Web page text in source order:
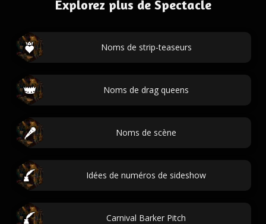
Explorez plus de Spectacle
Noms de strip-teaseurs
Noms de drag queens
Noms de scène
Idées de numéros de sideshow
Carnival Barker Pitch